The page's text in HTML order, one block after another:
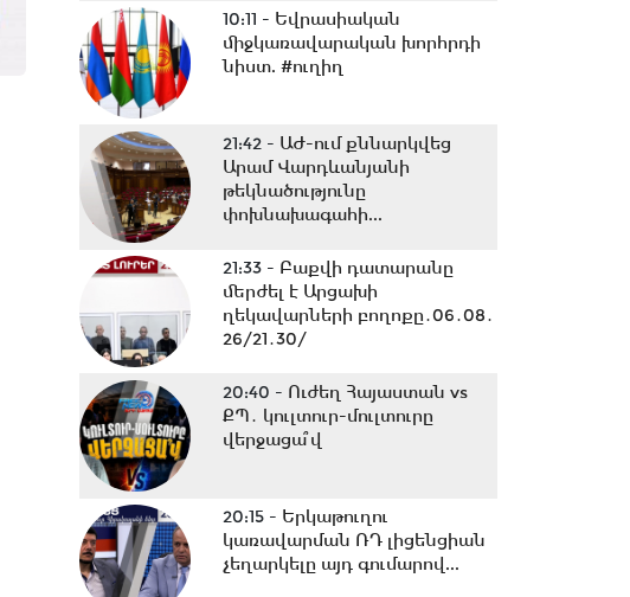
10:11 - Եվրասիական
միջկառավարական խորհրդի
նիստ. #ուղիղ
21:42 - ԱԺ-ում քննարկվեց
Արամ Վարդևանյանի
թեկնածությունը
փոխնախագահի...
21:33 - Բաքվի դատարանը
մերժել է Արցախի
ղեկավարների բողոքը․06․08․
26/21․30/
20:40 - Ուժեղ Հայաստան vs
ՔՊ․ կուլտուր-մուլտուրը
վերջացա՞վ
20:15 - Երկաթուղու
կառավարման ՌԴ լիցենցիան
չեղարկելը այդ գումարով...